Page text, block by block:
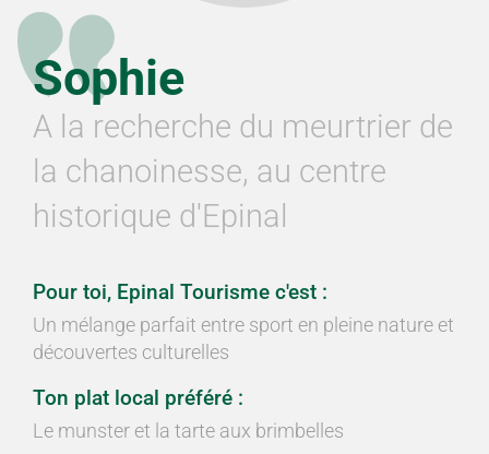
Sophie
A la recherche du meurtrier de
la chanoinesse, au centre
historique d'Epinal
Pour toi, Epinal Tourisme c'est :
Un mélange parfait entre sport en pleine nature et
découvertes culturelles
Ton plat local préféré :
Le munster et la tarte aux brimbelles